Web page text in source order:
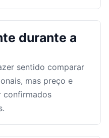
durante a
sentido comparar
mas preço e
confirmados